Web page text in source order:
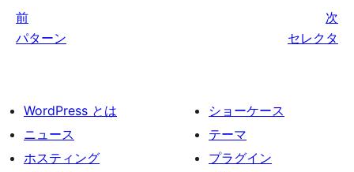
前
パターン
前
へ:
ー
ン
次
セレクタ
へ:
WordPress とは
ニュース
ホスティング
ショーケース
テーマ
プラグイン